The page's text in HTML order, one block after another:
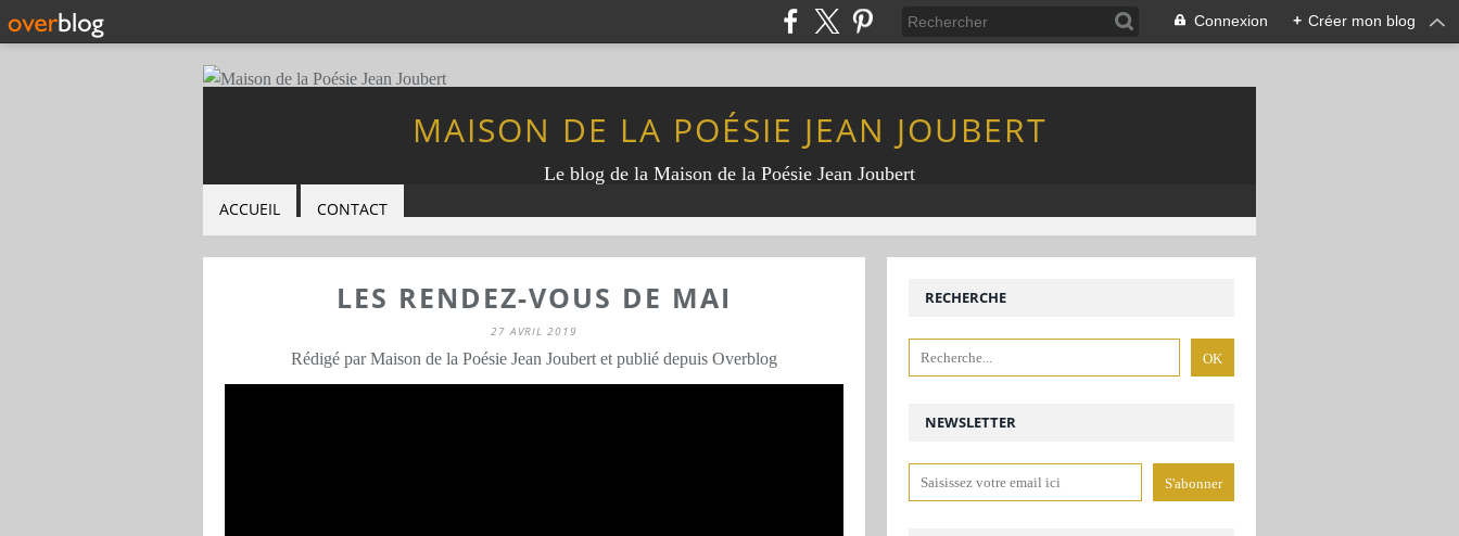
Connexion + Créer mon blog
MAISON DE LA POÉSIE JEAN JOUBERT
Le blog de la Maison de la Poésie Jean Joubert
ACCUEIL CONTACT
LES RENDEZ-VOUS DE MAI
27 AVRIL 2019
Rédigé par Maison de la Poésie Jean Joubert et publié depuis Overblog
NEWSLETTER
RECHERCHE